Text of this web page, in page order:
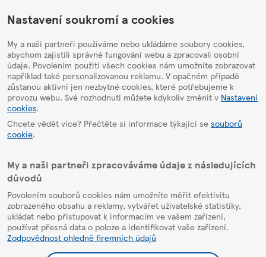
HelpPage
Nastavení soukromí a cookies
My a naši partneři používáme nebo ukládáme soubory cookies,
abychom zajistili správné fungování webu a zpracovali osobní
údaje. Povolením použití všech cookies nám umožníte zobrazovat
například také personalizovanou reklamu. V opačném případě
zůstanou aktivní jen nezbytné cookies, které potřebujeme k
provozu webu. Své rozhodnutí můžete kdykoliv změnit v Nastavení
cookies.
Chcete vědět více? Přečtěte si informace týkající se souborů
cookie.
My a naši partneři zpracováváme údaje z následujících
důvodů
Povolením souborů cookies nám umožníte měřit efektivitu
zobrazeného obsahu a reklamy, vytvářet uživatelské statistiky,
ukládat nebo přistupovat k informacím ve vašem zařízení,
používat přesná data o poloze a identifikovat vaše zařízení.
Zodpovědnost ohledně firemních údajů